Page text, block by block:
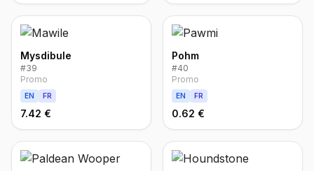
Mysdibule
#39
Promo
EN FR
7.42 €
Pohm
#40
Promo
EN FR
0.62 €